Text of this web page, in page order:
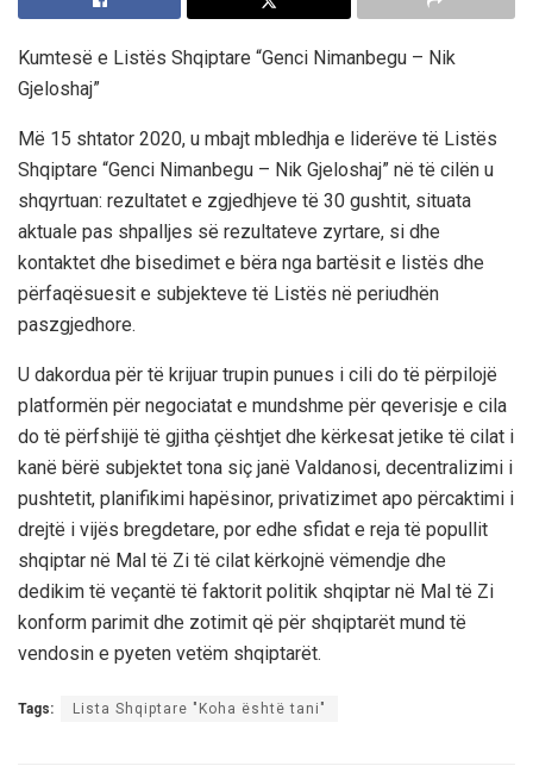
Kumtesë e Listës Shqiptare “Genci Nimanbegu – Nik
Gjeloshaj”
Më 15 shtator 2020, u mbajt mbledhja e liderëve të Listës
Shqiptare “Genci Nimanbegu – Nik Gjeloshaj” në të cilën u
shqyrtuan: rezultatet e zgjedhjeve të 30 gushtit, situata
aktuale pas shpalljes së rezultateve zyrtare, si dhe
kontaktet dhe bisedimet e bëra nga bartësit e listës dhe
përfaqësuesit e subjekteve të Listës në periudhën
paszgjedhore.
U dakordua për të krijuar trupin punues i cili do të përpilojë
platformën për negociatat e mundshme për qeverisje e cila
do të përfshijë të gjitha çështjet dhe kërkesat jetike të cilat i
kanë bërë subjektet tona siç janë Valdanosi, decentralizimi i
pushtetit, planifikimi hapësinor, privatizimet apo përcaktimi i
drejtë i vijës bregdetare, por edhe sfidat e reja të popullit
shqiptar në Mal të Zi të cilat kërkojnë vëmendje dhe
dedikim të veçantë të faktorit politik shqiptar në Mal të Zi
konform parimit dhe zotimit që për shqiptarët mund të
vendosin e pyeten vetëm shqiptarët.
Tags: Lista Shqiptare "Koha është tani"